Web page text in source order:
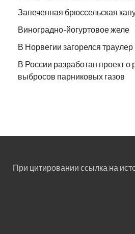
Запеченная брюссельская
Виноградно-йогуртовое желе
В Норвегии загорелся траулер
В России разработан проект о
выбросов парниковых газов
При цитировании ссылка на